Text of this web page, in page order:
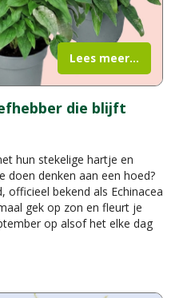
die blijft
hun stekelige hartje en
doen denken aan een hoed?
officieel bekend als Echinacea
gek op zon en fleurt je
op alsof het elke dag
Lees meer...